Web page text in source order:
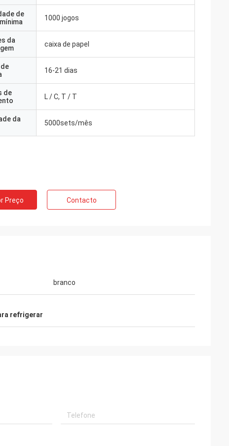
de
1000 jogos
da
caixa de papel
16-21 dias
de
L / C, T / T
da
5000sets/mês
Preço Contacto
branco
refrigerar